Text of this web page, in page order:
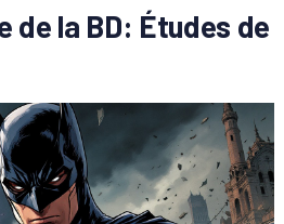
de la BD: Études de